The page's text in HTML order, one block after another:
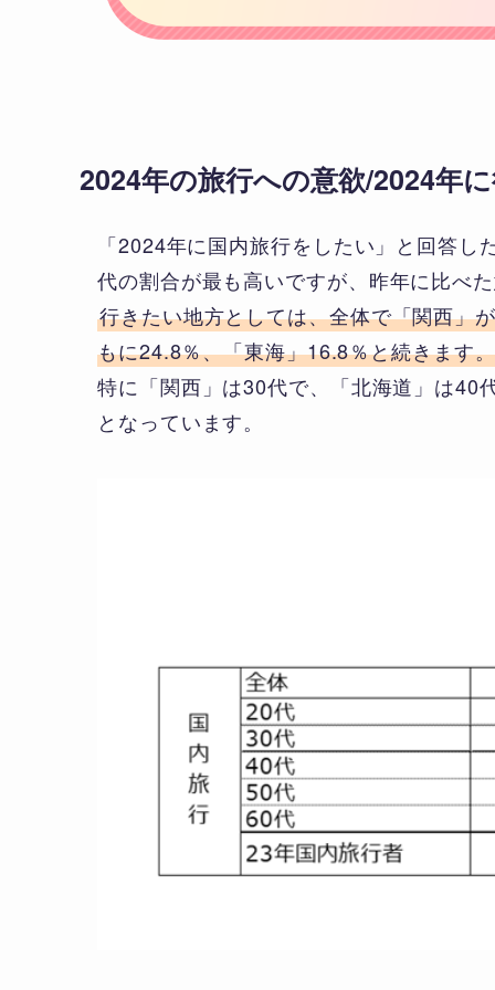
2024年の旅行への意欲/2024年
「2024年に国内旅行をしたい」と回答
代の割合が最も高いですが、昨年に比べ
行きたい地方としては、全体で「関西」
もに24.8％、「東海」16.8％と続きます。
特に「関西」は30代で、「北海道」は40
となっています。